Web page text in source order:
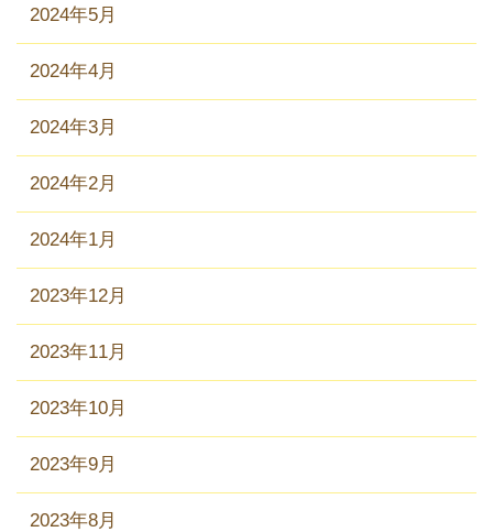
2024年5月
2024年4月
2024年3月
2024年2月
2024年1月
2023年12月
2023年11月
2023年10月
2023年9月
2023年8月